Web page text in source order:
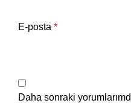
E-posta *
Daha sonraki